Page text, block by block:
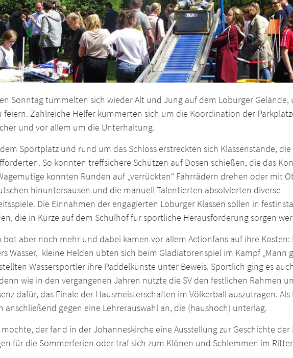
Sonntag tummelten sich wieder Alt und Jung auf dem Loburger Gelände,
feiern. Zahlreiche Helfer kümmerten sich um die Koordination der
und vor allem um die Unterhaltung.
Sportplatz und rund um das Schloss erstreckten sich Klassenstände,
So konnten treffsichere Schützen auf Dosen schießen, die das
konnten Runden auf „verrückten“ Fahrrädern drehen oder mit
hinuntersausen und die manuell Talentierten absolvierten diverse
Die Einnahmen der engagierten Loburger Klassen sollen in
die in Kürze auf dem Schulhof für sportliche Herausforderung sorgen
bot aber noch mehr und dabei kamen vor allem Actionfans auf ihre Kosten:
Wasser, kleine Helden übten sich beim Gladiatorenspiel im Kampf „Mann
Wassersportler ihre Paddelkünste unter Beweis. Sportlich ging es
wie in den vergangenen Jahren nutzte die SV den festlichen Rahmen
dafür, das Finale der Hausmeisterschaften im Völkerball auszutragen.
anschließend gegen eine Lehrerauswahl an, die (haushoch) unterlag.
der fand in der Johanneskirche eine Ausstellung zur Geschichte
für die Sommerferien oder traf sich zum Klönen und Schlemmen im